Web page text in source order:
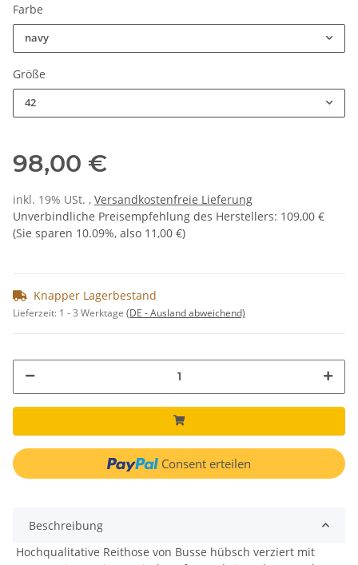
Farbe
navy
Größe
42
98,00 €
inkl. 19% USt. , Versandkostenfreie Lieferung
Unverbindliche Preisempfehlung des Herstellers: 109,00 €
(Sie sparen 10.09%, also 11,00 €)
Knapper Lagerbestand
Lieferzeit: 1 - 3 Werktage (DE - Ausland abweichend)
Consent erteilen
Beschreibung
Hochqualitative Reithose von Busse hübsch verziert mit